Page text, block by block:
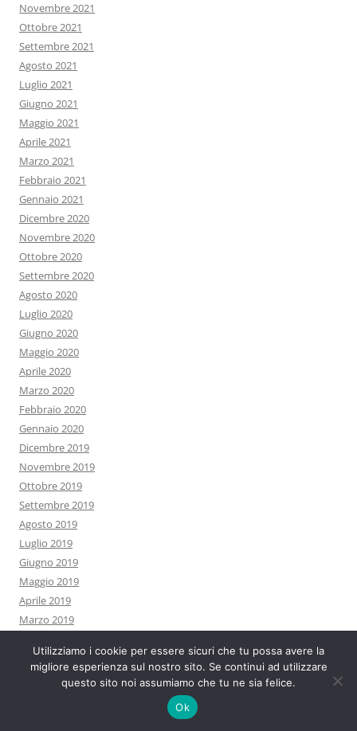
Novembre 2021
Ottobre 2021
Settembre 2021
Agosto 2021
Luglio 2021
Giugno 2021
Maggio 2021
Aprile 2021
Marzo 2021
Febbraio 2021
Gennaio 2021
Dicembre 2020
Novembre 2020
Ottobre 2020
Settembre 2020
Agosto 2020
Luglio 2020
Giugno 2020
Maggio 2020
Aprile 2020
Marzo 2020
Febbraio 2020
Gennaio 2020
Dicembre 2019
Novembre 2019
Ottobre 2019
Settembre 2019
Agosto 2019
Luglio 2019
Giugno 2019
Maggio 2019
Aprile 2019
Marzo 2019
Gennaio 2019
Dicembre 2018
Utilizziamo i cookie per essere sicuri che tu possa avere la
migliore esperienza sul nostro sito. Se continui ad utilizzare
questo sito noi assumiamo che tu ne sia felice.
Ok